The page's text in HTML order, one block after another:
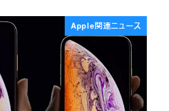
Apple関連ニュース